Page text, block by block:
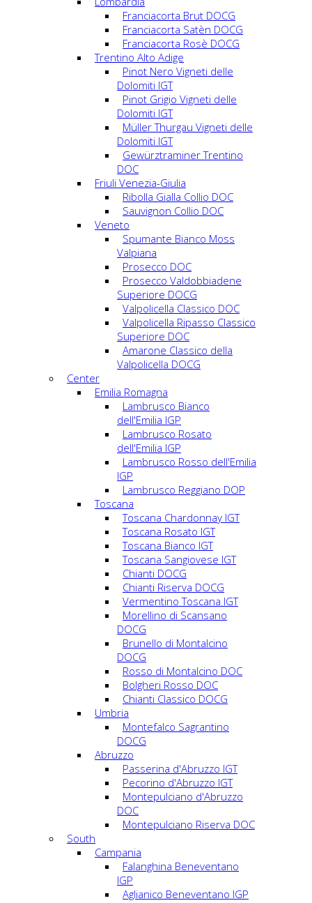
Franciacorta Brut DOCG
Franciacorta Satèn DOCG
Franciacorta Rosè DOCG
Trentino Alto Adige
Pinot Nero Vigneti delle
Dolomiti IGT
Pinot Grigio Vigneti delle
Dolomiti IGT
Müller Thurgau Vigneti delle
Dolomiti IGT
Gewürztraminer Trentino
DOC
Friuli Venezia-Giulia
Ribolla Gialla Collio DOC
Sauvignon Collio DOC
Veneto
Spumante Bianco Moss
Valpiana
Prosecco DOC
Prosecco Valdobbiadene
Superiore DOCG
Valpolicella Classico DOC
Valpolicella Ripasso Classico
Superiore DOC
Amarone Classico della
Valpolicella DOCG
Center
Emilia Romagna
Lambrusco Bianco
dell'Emilia IGP
Lambrusco Rosato
dell'Emilia IGP
Lambrusco Rosso dell'Emilia
IGP
Lambrusco Reggiano DOP
Toscana
Toscana Chardonnay IGT
Toscana Rosato IGT
Toscana Bianco IGT
Toscana Sangiovese IGT
Chianti DOCG
Chianti Riserva DOCG
Vermentino Toscana IGT
Morellino di Scansano
DOCG
Brunello di Montalcino
DOCG
Rosso di Montalcino DOC
Bolgheri Rosso DOC
Chianti Classico DOCG
Umbria
Montefalco Sagrantino
DOCG
Abruzzo
Passerina d'Abruzzo IGT
Pecorino d'Abruzzo IGT
Montepulciano d'Abruzzo
DOC
Montepulciano Riserva DOC
South
Campania
Falanghina Beneventano
IGP
Aglianico Beneventano IGP